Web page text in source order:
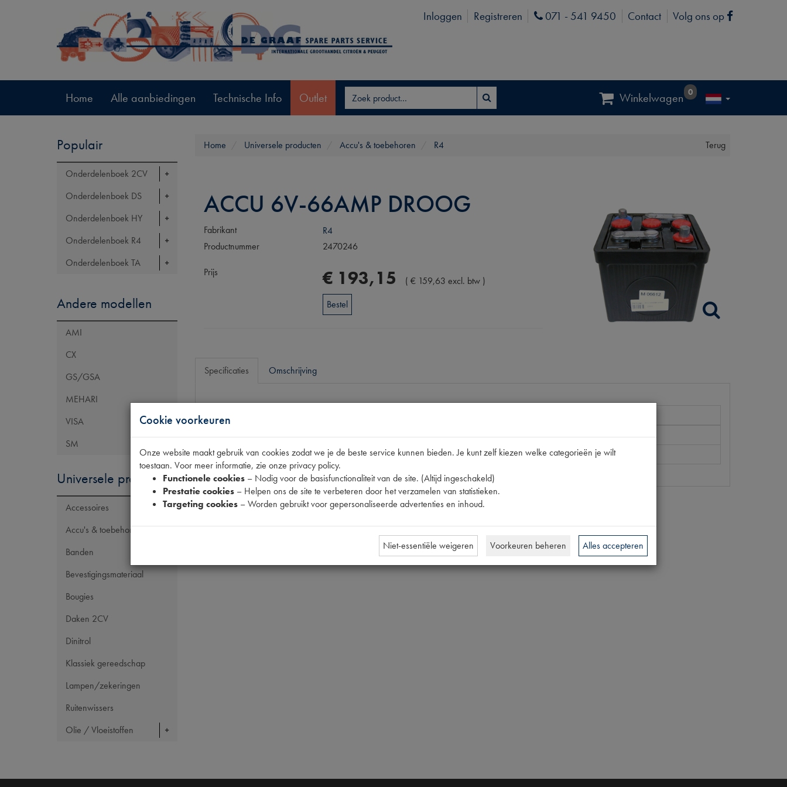
Inloggen Registreren Phone
071 - 541 9450 Contact Volg ons op Facebook
Home Alle aanbiedingen Technische Info Outlet Winkelwagen 0
Populair
Onderdelenboek 2CV
Onderdelenboek DS
Onderdelenboek HY
Onderdelenboek R4
Onderdelenboek TA
Andere modellen
AMI
CX
GS/GSA
MEHARI
VISA
SM
Universele producten
Accessoires
Accu's & toebehoren
Banden
Bevestigingsmateriaal
Bougies
Daken 2CV
Dinitrol
Klassiek gereedschap
Lampen/zekeringen
Ruitenwissers
Olie / Vloeistoffen
Terug
Home Universele producten Accu's & toebehoren R4
ACCU 6V-66AMP DROOG
Fabrikant
R4
Productnummer
2470246
Prijs € 193,15 (€ 159,63 excl. btw )
Bestel
Specificaties Omschrijving
Maten
185x170x190 [PW 1]
Model Renault
R4
Cookie voorkeuren
Onze website maakt gebruik van cookies zodat we je de beste service kunnen bieden. Je kunt zelf kiezen welke categorieën je wilt
toestaan. Voor meer informatie, zie onze privacy policy.
Functionele cookies – Nodig voor de basisfunctionaliteit van de site. (Altijd ingeschakeld)
Prestatie cookies – Helpen ons de site te verbeteren door het verzamelen van statistieken.
Targeting cookies – Worden gebruikt voor gepersonaliseerde advertenties en inhoud.
Niet-essentiële weigeren Voorkeuren beheren Alles accepteren